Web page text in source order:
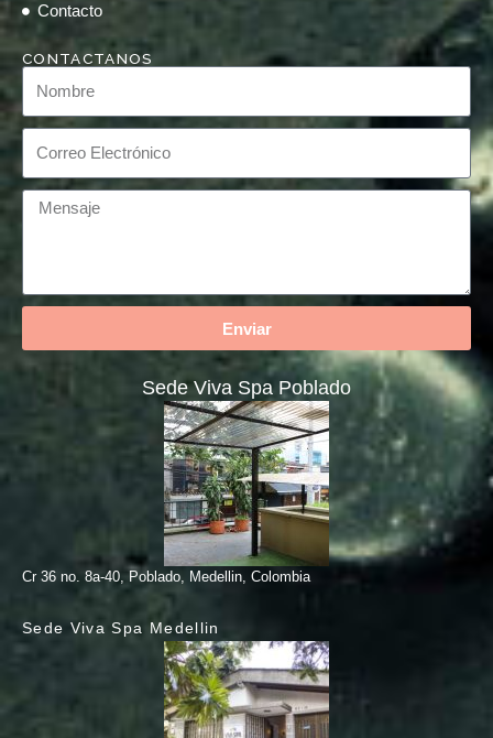
Contacto
CONTACTANOS
Enviar
Sede Viva Spa Poblado
Cr 36 no. 8a-40, Poblado, Medellin, Colombia
Sede Viva Spa Medellin